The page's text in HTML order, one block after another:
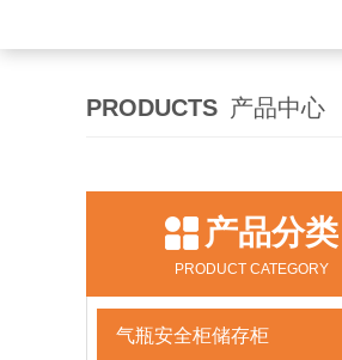
PRODUCTS 产品中心
产品分类
PRODUCT CATEGORY
气瓶安全柜储存柜